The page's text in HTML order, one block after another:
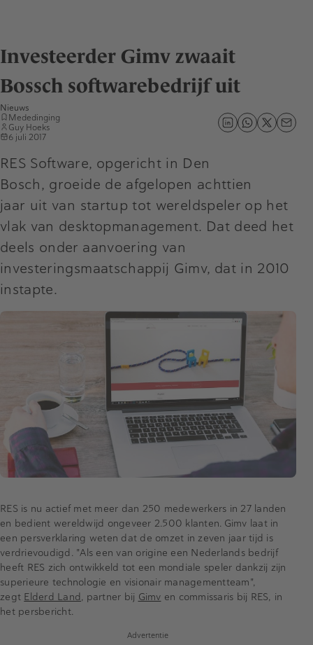
Investeerder Gimv zwaait
Bossch softwarebedrijf uit
Nieuws
Mededinging
Guy Hoeks
6 juli 2017
RES Software, opgericht in Den
Bosch, groeide de afgelopen achttien
jaar uit van startup tot wereldspeler op het
vlak van desktopmanagement. Dat deed het
deels onder aanvoering van
investeringsmaatschappij Gimv, dat in 2010
instapte.
RES is nu actief met meer dan 250 medewerkers in 27 landen
en bedient wereldwijd ongeveer 2.500 klanten. Gimv laat in
een persverklaring weten dat de omzet in zeven jaar tijd is
verdrievoudigd. "Als een van origine een Nederlands bedrijf
heeft RES zich ontwikkeld tot een mondiale speler dankzij zijn
superieure technologie en visionair managementteam",
zegt Elderd Land, partner bij Gimv en commissaris bij RES, in
het persbericht.
Advertentie